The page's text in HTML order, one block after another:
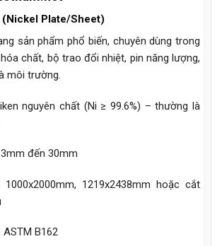
(Nickel Plate/Sheet)
sản phẩm phổ biến, chuyên dùng trong
chất, bộ trao đổi nhiệt, pin năng lượng,
môi trường.
nguyên chất (Ni ≥ 99.6%) – thường là
đến 30mm
1000x2000mm, 1219x2438mm hoặc cắt
ASTM B162